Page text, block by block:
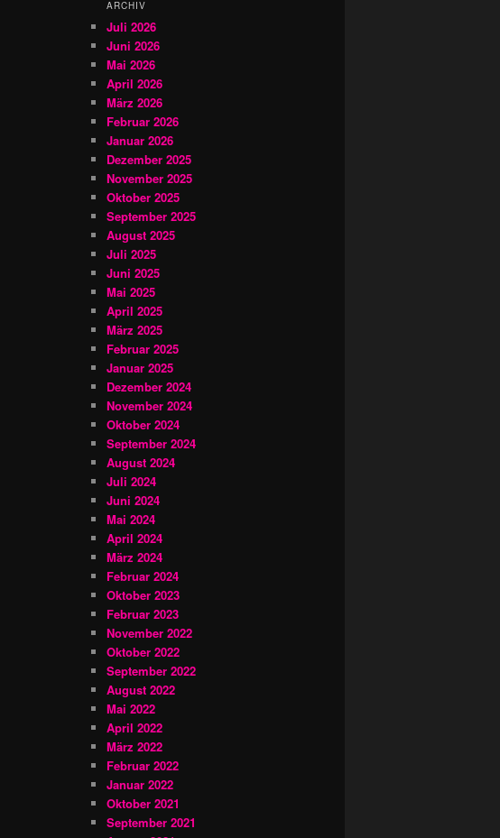
ARCHIV
Juli 2026
Juni 2026
Mai 2026
April 2026
März 2026
Februar 2026
Januar 2026
Dezember 2025
November 2025
Oktober 2025
September 2025
August 2025
Juli 2025
Juni 2025
Mai 2025
April 2025
März 2025
Februar 2025
Januar 2025
Dezember 2024
November 2024
Oktober 2024
September 2024
August 2024
Juli 2024
Juni 2024
Mai 2024
April 2024
März 2024
Februar 2024
Oktober 2023
Februar 2023
November 2022
Oktober 2022
September 2022
August 2022
Mai 2022
April 2022
März 2022
Februar 2022
Januar 2022
Oktober 2021
September 2021